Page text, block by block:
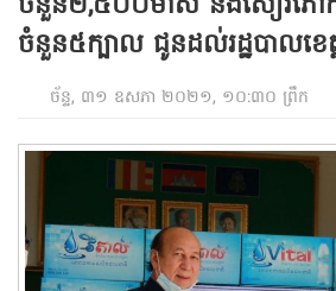
ចំនួន៥ក្បាល ជូនដល់រដ្ឋបាលខេ
ច័ន្ទ, ៣១ ឧសភា ២០២១, ១០:៣០ ព្រឹក